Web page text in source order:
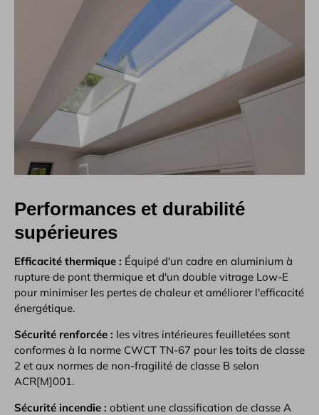
Performances et durabilité
supérieures
Efficacité thermique : Équipé d'un cadre en aluminium à
rupture de pont thermique et d'un double vitrage Low-E
pour minimiser les pertes de chaleur et améliorer l'efficacité
énergétique.
Sécurité renforcée : les vitres intérieures feuilletées sont
conformes à la norme CWCT TN-67 pour les toits de classe
2 et aux normes de non-fragilité de classe B selon
ACR[M]001.
Sécurité incendie : obtient une classification de classe A